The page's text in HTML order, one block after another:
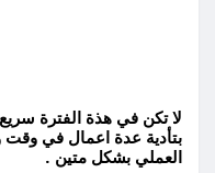
لا تكن في هذة الفترة
بتأدية عدة اعمال في
العملي بشكل متين .